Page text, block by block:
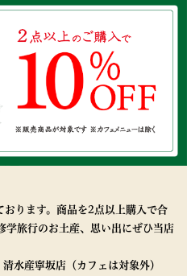
ります。商品を2点以上購入で合
学旅行のお土産、思い出にぜひ当店
水産寧坂店（カフェは対象外）